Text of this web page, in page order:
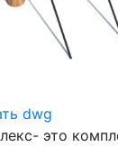
dwg
это